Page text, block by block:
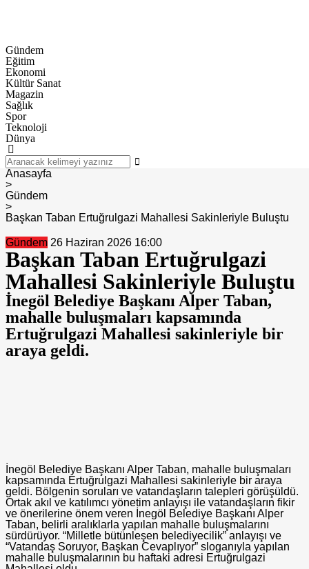
Gündem
Eğitim
Ekonomi
Kültür Sanat
Magazin
Sağlık
Spor
Teknoloji
Dünya
Anasayfa
>
Gündem
>
Başkan Taban Ertuğrulgazi Mahallesi Sakinleriyle Buluştu
Gündem 26 Haziran 2026 16:00
Başkan Taban Ertuğrulgazi
Mahallesi Sakinleriyle Buluştu
İnegöl Belediye Başkanı Alper Taban,
mahalle buluşmaları kapsamında
Ertuğrulgazi Mahallesi sakinleriyle bir
araya geldi.
İnegöl Belediye Başkanı Alper Taban, mahalle buluşmaları
kapsamında Ertuğrulgazi Mahallesi sakinleriyle bir araya
geldi. Bölgenin soruları ve vatandaşların talepleri görüşüldü.
Ortak akıl ve katılımcı yönetim anlayışı ile vatandaşların fikir
ve önerilerine önem veren İnegöl Belediye Başkanı Alper
Taban, belirli aralıklarla yapılan mahalle buluşmalarını
sürdürüyor. “Milletle bütünleşen belediyecilik” anlayışı ve
“Vatandaş Soruyor, Başkan Cevaplıyor” sloganıyla yapılan
mahalle buluşmalarının bu haftaki adresi Ertuğrulgazi